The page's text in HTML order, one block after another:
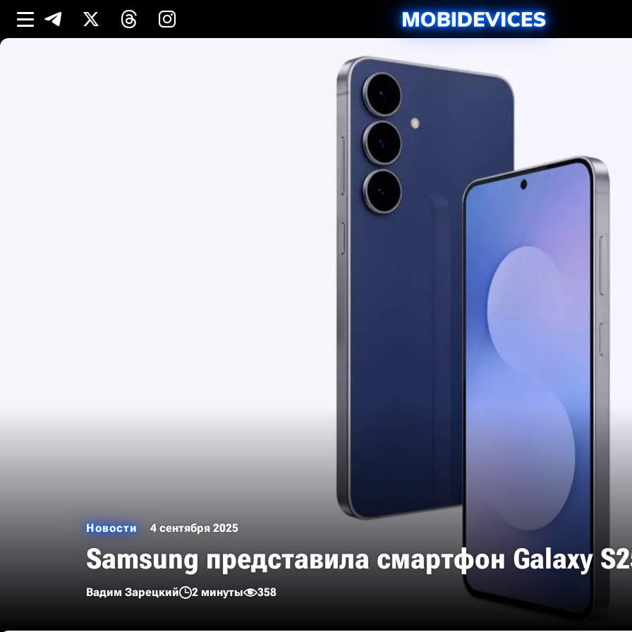
Новости 4 сентября 2025
Samsung представила смартфон Galaxy
Вадим Зарецкий 2 минуты 358